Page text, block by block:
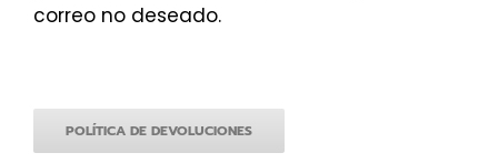
correo no deseado.
POLÍTICA DE DEVOLUCIONES